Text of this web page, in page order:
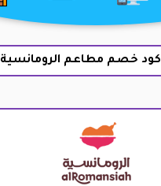
كود خصم مطاعم الرومانسية